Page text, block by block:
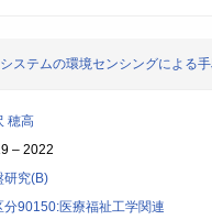
ステムの環境センシングによる
穂高
– 2022
研究(B)
分90150:医療福祉工学関連